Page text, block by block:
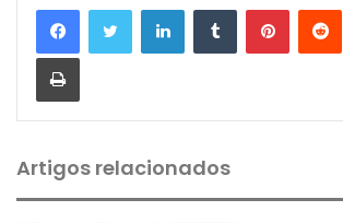
Artigos relacionados